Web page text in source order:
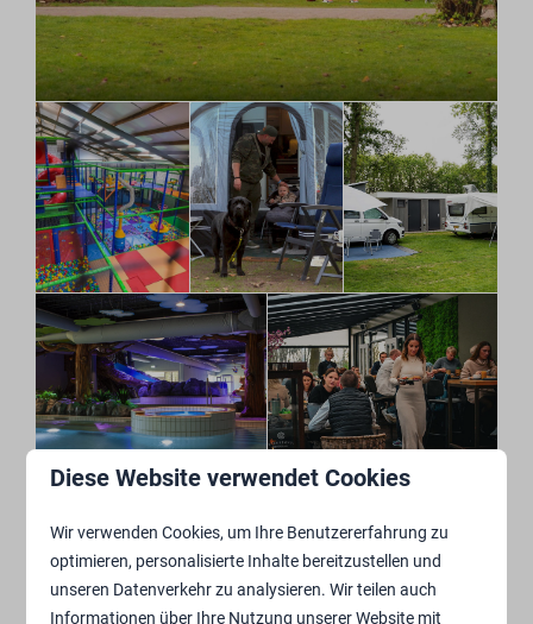
Gut zu wissen
Die maximal zulässige Länge des Wohnwagens
Diese Website verwendet Cookies
Wir verwenden Cookies, um Ihre Benutzererfahrung zu
optimieren, personalisierte Inhalte bereitzustellen und
unseren Datenverkehr zu analysieren. Wir teilen auch
Informationen über Ihre Nutzung unserer Website mit